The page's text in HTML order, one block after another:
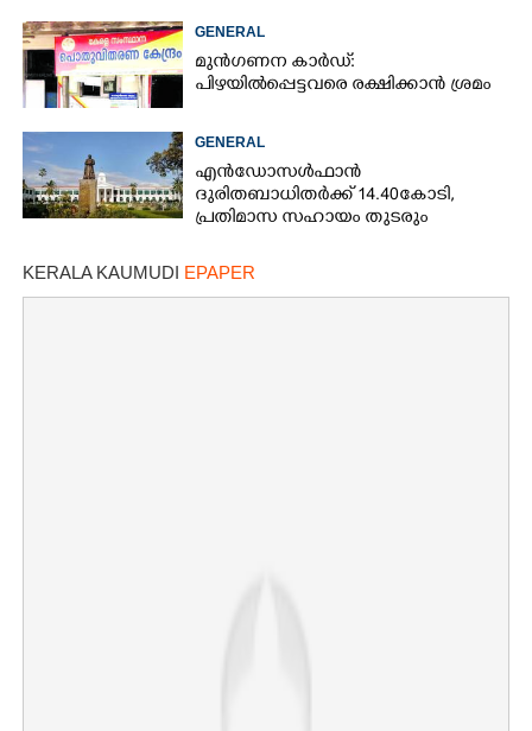
GENERAL
മുൻഗണന കാർഡ്:
പിഴയിൽപ്പെട്ടവരെ രക്ഷിക്കാൻ ശ്രമം
GENERAL
എൻഡോസൾഫാൻ
ദുരിതബാധിതർക്ക് 14.40കോടി,
പ്രതിമാസ സഹായം തുടരും
KERALA KAUMUDI EPAPER